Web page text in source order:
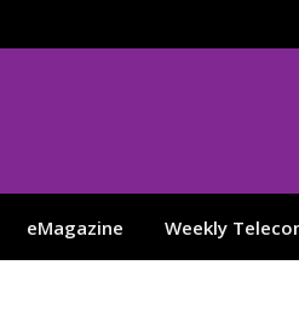
eMagazine Weekly